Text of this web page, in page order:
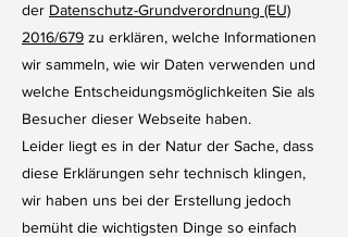
der Datenschutz-Grundverordnung (EU)
2016/679 zu erklären, welche Informationen
wir sammeln, wie wir Daten verwenden und
welche Entscheidungsmöglichkeiten Sie als
Besucher dieser Webseite haben.
Leider liegt es in der Natur der Sache, dass
diese Erklärungen sehr technisch klingen,
wir haben uns bei der Erstellung jedoch
bemüht die wichtigsten Dinge so einfach